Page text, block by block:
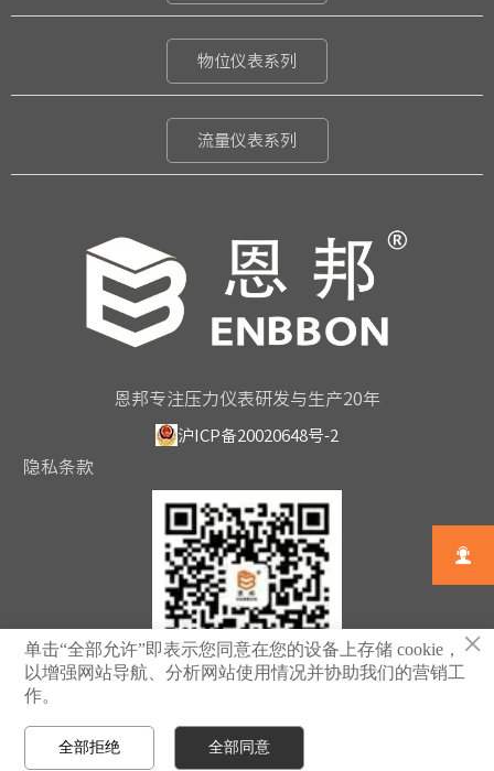
1、学历：中专（同等）及以上学历
2、技能知识：熟练使用各种办公自动化软件：如Word、
Excel等
3、个人特征：形象气质佳、主动性强、具有较强的责任
感、较强的沟通和抗压能力
4、工作经验：二年及以上相关岗位工作经验者优先
岗位职责：
1、不断提高产品知识和销售技巧，参与商业客户的筛选、
开发、维护，制作、签订商务合同
3、对日常文件资料进行建档、维护、保管；销售报表进行
4、 与生产助理及时进行沟通做好业务衔接，对销售动态进
行及时汇报
5、 根据客户需求提供产品检定记录单
周一至周五 8:30-17:30（午休一小时）
备注：
人事经理联系方式： 13381708774
物位仪表系列
流量仪表系列
恩邦专注压力仪表研发与生产20年
沪ICP备20020648号-2
隐私条款
 首页  电话

×
单击“全部允许”即表示您同意在您的设备上存储 cookie，
以增强网站导航、分析网站使用情况并协助我们的营销工
作。
全部拒绝 全部同意